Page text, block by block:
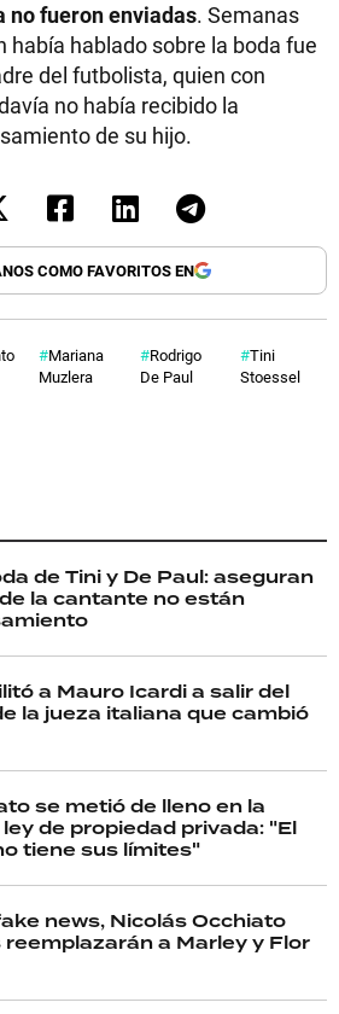
no fueron enviadas. Semanas
había hablado sobre la boda fue
del futbolista, quien con
no había recibido la
de su hijo.
COMO FAVORITOS EN
Mariana
Muzlera
Rodrigo
De Paul
Tini
Stoessel
de Tini y De Paul: aseguran
la cantante no están
a Mauro Icardi a salir del
la jueza italiana que cambió
se metió de lleno en la
de propiedad privada: "El
tiene sus límites"
news, Nicolás Occhiato
a Marley y Flor